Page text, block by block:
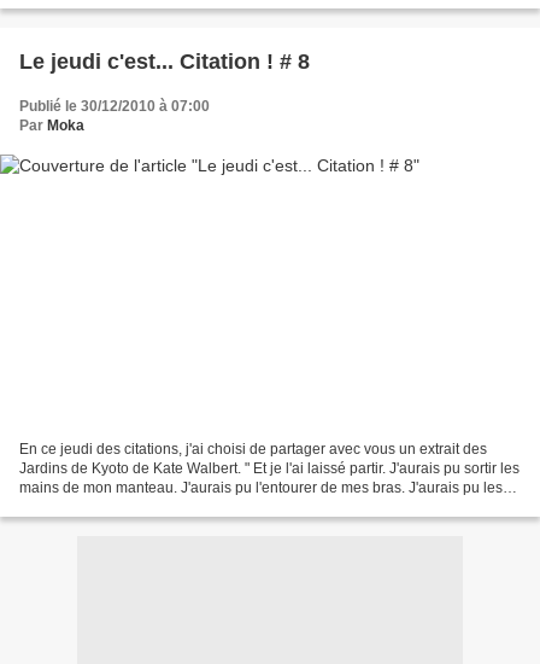
Le jeudi c'est... Citation ! # 8
Publié le 30/12/2010 à 07:00
Par Moka
En ce jeudi des citations, j'ai choisi de partager avec vous un extrait des
Jardins de Kyoto de Kate Walbert. " Et je l'ai laissé partir. J'aurais pu sortir les
mains de mon manteau. J'aurais pu l'entourer de mes bras. J'aurais pu les